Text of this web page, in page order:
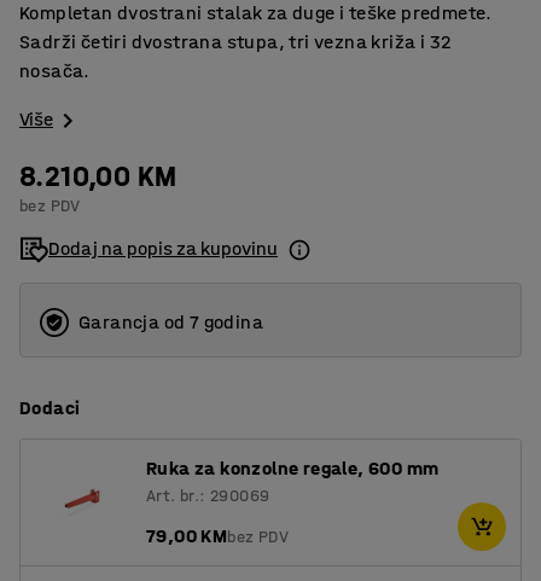
Kompletan dvostrani stalak za duge i teške predmete.
Sadrži četiri dvostrana stupa, tri vezna križa i 32
nosača.
Više
8.210,00 KM
bez PDV
Dodaj na popis za kupovinu
Garancja od 7 godina
Dodaci
Ruka za konzolne regale, 600 mm
Art. br.: 290069
79,00 KMbez PDV